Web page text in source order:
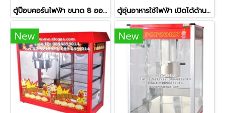
ตู้ป๊อบคอร์นไฟฟ้า ขนาด 8 ออนซ์ ตู้อุ่นอาหารใช้ไฟฟ้า เปิดได้ด้านหน้า-ด้านหลัง ยี่ห้อเวอร์รี่ รุ่น BV-961
New New